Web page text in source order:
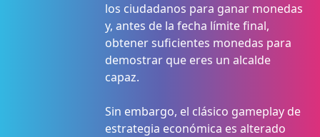
los ciudadanos para ganar monedas
y, antes de la fecha límite final,
obtener suficientes monedas para
demostrar que eres un alcalde
capaz.
Sin embargo, el clásico gameplay de
estrategia económica es alterado